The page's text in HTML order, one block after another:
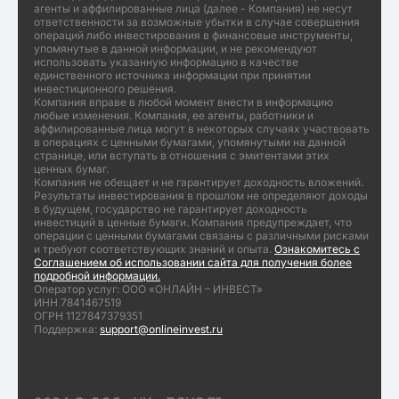
агенты и аффилированные лица (далее - Компания) не несут
ответственности за возможные убытки в случае совершения
операций либо инвестирования в финансовые инструменты,
упомянутые в данной информации, и не рекомендуют
использовать указанную информацию в качестве
единственного источника информации при принятии
инвестиционного решения.
Компания вправе в любой момент внести в информацию
любые изменения. Компания, ее агенты, работники и
аффилированные лица могут в некоторых случаях участвовать
в операциях с ценными бумагами, упомянутыми на данной
странице, или вступать в отношения с эмитентами этих
ценных бумаг.
Компания не обещает и не гарантирует доходность вложений.
Результаты инвестирования в прошлом не определяют доходы
в будущем, государство не гарантирует доходность
инвестиций в ценные бумаги. Компания предупреждает, что
операции с ценными бумагами связаны с различными рисками
и требуют соответствующих знаний и опыта. Ознакомитесь с
Соглашением об использовании сайта для получения более
подробной информации.
Оператор услуг: ООО «ОНЛАЙН – ИНВЕСТ»
ИНН 7841467519
ОГРН 1127847379351
Поддержка: support@onlineinvest.ru